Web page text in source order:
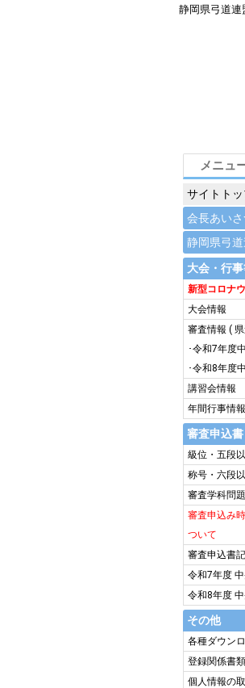
静岡県弓道連
メニュ
サイトト
会長あいさ
静岡県弓
大会・行
新型コロナ
大会情報
審査情報 (
･令和7年度
･令和8年度
講習会情報
年間行事情報
審査申込書
級位・五段
称号・六段
審査学科問
審査申込み
ついて
審査申込書
令和7年度
令和8年度
その他
各種ダウン
登録関係書類
個人情報の